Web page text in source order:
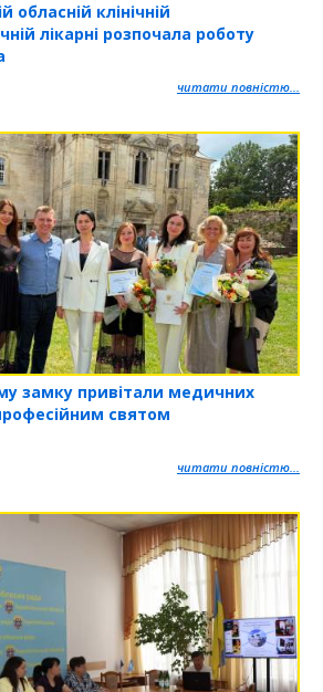
обласній клінічній
лікарні розпочала роботу
читати повністю...
замку привітали медичних
святом
читати повністю...